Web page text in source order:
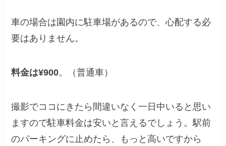
車の場合は園内に駐車場があるので、心配する必
要はありません。
料金は¥900。（普通車）
撮影でココにきたら間違いなく一日中いると思い
ますので駐車料金は安いと言えるでしょう。駅前
のパーキングに止めたら、もっと高いですから